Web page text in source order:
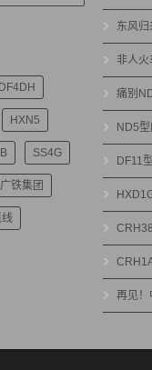
DF4DH
HXN5
SS4G
铁集团
东风
非人火
痛别
ND5
DF11
再见！